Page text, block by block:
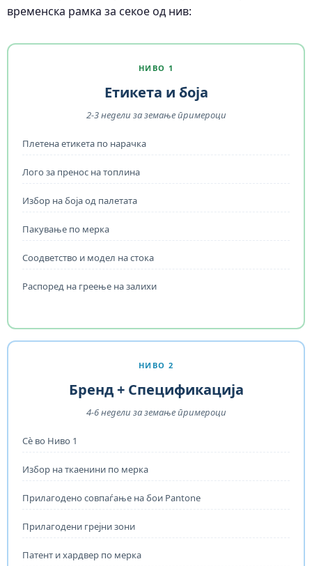
временска рамка за секое од нив:
НИВО 1
Етикета и боја
2-3 недели за земање примероци
Плетена етикета по нарачка
Лого за пренос на топлина
Избор на боја од палетата
Пакување по мерка
Соодветство и модел на стока
Распоред на греење на залихи
НИВО 2
Бренд + Спецификација
4-6 недели за земање примероци
Сè во Ниво 1
Избор на ткаенини по мерка
Прилагодено совпаѓање на бои Pantone
Прилагодени грејни зони
Патент и хардвер по мерка